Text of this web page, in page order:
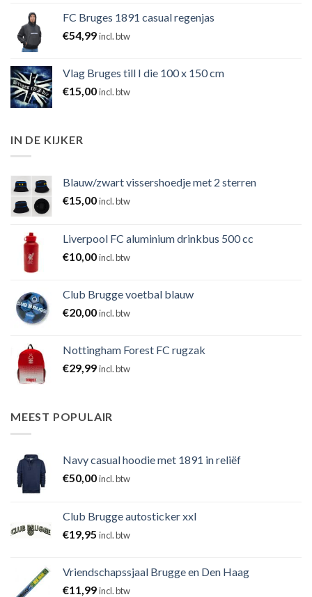
FC Bruges 1891 casual regenjas
€54,99incl. btw
Vlag Bruges till I die 100 x 150 cm
€15,00incl. btw
IN DE KIJKER
Blauw/zwart vissershoedje met 2 sterren
€15,00incl. btw
Liverpool FC aluminium drinkbus 500 cc
€10,00incl. btw
Club Brugge voetbal blauw
€20,00incl. btw
Nottingham Forest FC rugzak
€29,99incl. btw
MEEST POPULAIR
Navy casual hoodie met 1891 in reliëf
€50,00incl. btw
Club Brugge autosticker xxl
€19,95 incl. btw
Vriendschapssjaal Brugge en Den Haag
€11,99incl. btw